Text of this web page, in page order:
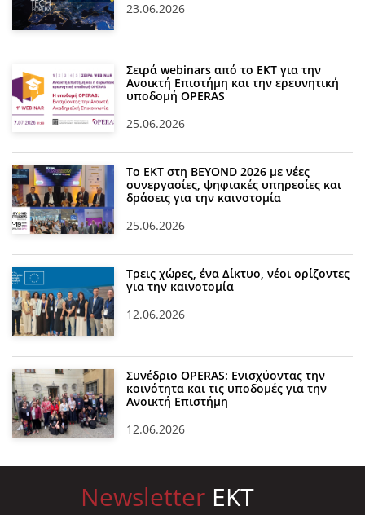
23.06.2026
Σειρά webinars από το ΕΚΤ για την
Ανοικτή Επιστήμη και την ερευνητική
υποδομή OPERAS
25.06.2026
Το ΕΚΤ στη BEYOND 2026 με νέες
συνεργασίες, ψηφιακές υπηρεσίες και
δράσεις για την καινοτομία
25.06.2026
Τρεις χώρες, ένα Δίκτυο, νέοι ορίζοντες
για την καινοτομία
12.06.2026
Συνέδριο OPERAS: Ενισχύοντας την
κοινότητα και τις υποδομές για την
Ανοικτή Επιστήμη
12.06.2026
Newsletter EKT